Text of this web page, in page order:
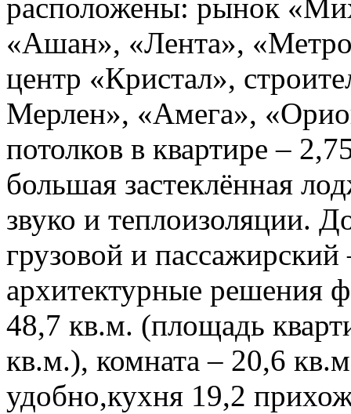
расположены: рынок
«Ашан», «Лента»,
центр «Кристал»,
Мерлен», «Амега»,
потолков в квартире –
большая застеклённая
звуко и теплоизоляции.
грузовой и
архитектурные решения
48,7 кв.м. (площадь
кв.м.), комната – 20,6
удобно,кухня 19,2